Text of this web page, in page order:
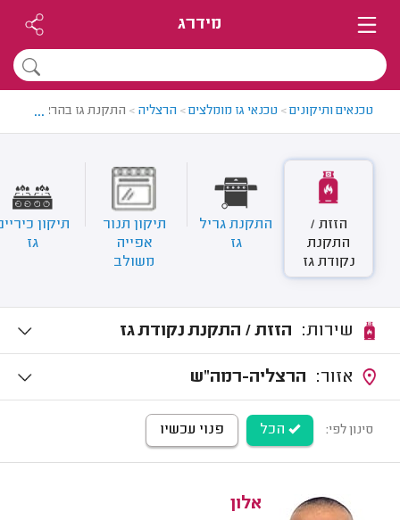
מידרג
טכנאים ותיקונים> טכנאי גז מומלצים> הרצליה > התקנת גז בהרצליה
...
הזזת /
התקנת
נקודת גז
התקנת גריל
גז
תיקון תנור
אפייה
משולב
תיקון
גז
הזזת / התקנת נקודת גז
הרצליה-רמה"ש
סינון לפי: הכל פנוי עכשיו
אלון